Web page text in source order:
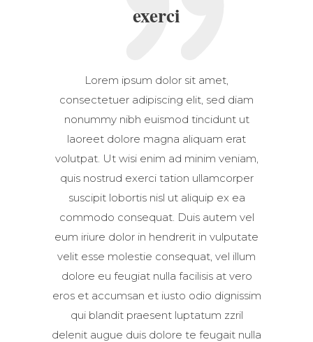
exerci
Lorem ipsum dolor sit amet,
consectetuer adipiscing elit, sed diam
nonummy nibh euismod tincidunt ut
laoreet dolore magna aliquam erat
volutpat. Ut wisi enim ad minim veniam,
quis nostrud exerci tation ullamcorper
suscipit lobortis nisl ut aliquip ex ea
commodo consequat. Duis autem vel
eum iriure dolor in hendrerit in vulputate
velit esse molestie consequat, vel illum
dolore eu feugiat nulla facilisis at vero
eros et accumsan et iusto odio dignissim
qui blandit praesent luptatum zzril
delenit augue duis dolore te feugait nulla